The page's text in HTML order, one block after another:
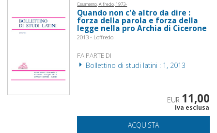
Casamento, Alfredo, 1973-
Quando non c'è altro da dire :
forza della parola e forza della
legge nella pro Archia di Cicerone
2013 - Loffredo
FA PARTE DI
Bollettino di studi latini : 1, 2013
EUR 11,00
Iva esclusa
ACQUISTA